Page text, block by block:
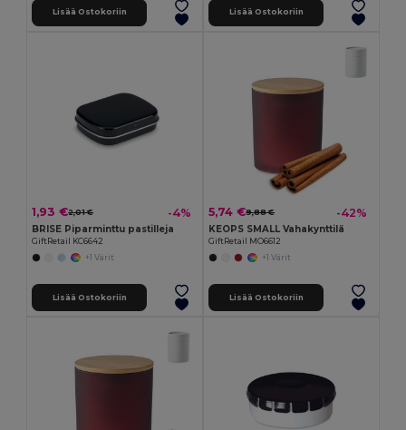
Lisää Ostokoriin Lisää Ostokoriin
1,93 €2,01 € -4%
BRISE Piparminttu pastilleja
GiftRetail KC6642
+1 Värit
Lisää Ostokoriin
5,74 €9,88 € -42%
KEOPS SMALL Vahakynttilä
GiftRetail MO6612
+1 Värit
Lisää Ostokoriin